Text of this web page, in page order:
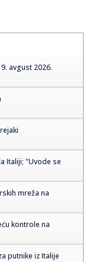
avgust 2026.
Italiji; "Uvode se
mreža na
kontrole na
putnike iz Italije